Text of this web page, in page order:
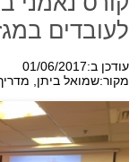
לעובדים
עודכן ב:01/06/2017
מקור:שמואל ביתן,